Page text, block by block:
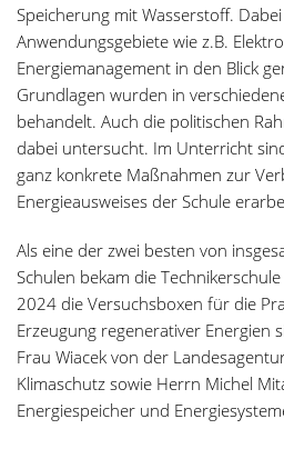
Speicherung mit Wasserstoff.
Anwendungsgebiete wie z.B.
Energiemanagement in den Blick
Grundlagen wurden in
behandelt. Auch die politischen
dabei untersucht. Im Unterricht
ganz konkrete Maßnahmen zur
Energieausweises der Schule
Als eine der zwei besten von
Schulen bekam die
2024 die Versuchsboxen für die
Erzeugung regenerativer Energien
Frau Wiacek von der
Klimaschutz sowie Herrn Michel
Energiespeicher und